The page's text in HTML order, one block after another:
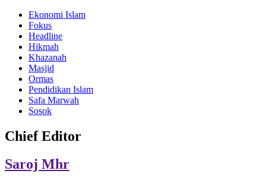
Ekonomi Islam
Fokus
Headline
Hikmah
Khazanah
Masjid
Ormas
Pendidikan Islam
Safa Marwah
Sosok
Chief Editor
Saroj Mhr